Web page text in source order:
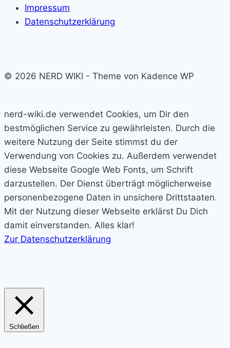
Impressum
Datenschutzerklärung
© 2026 NERD WIKI - Theme von Kadence WP
nerd-wiki.de verwendet Cookies, um Dir den
bestmöglichen Service zu gewährleisten. Durch die
weitere Nutzung der Seite stimmst du der
Verwendung von Cookies zu. Außerdem verwendet
diese Webseite Google Web Fonts, um Schrift
darzustellen. Der Dienst überträgt möglicherweise
personenbezogene Daten in unsichere Drittstaaten.
Mit der Nutzung dieser Webseite erklärst Du Dich
damit einverstanden. Alles klar!
Zur Datenschutzerklärung
Schließen